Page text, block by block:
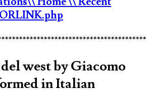
west by Giacomo
in Italian